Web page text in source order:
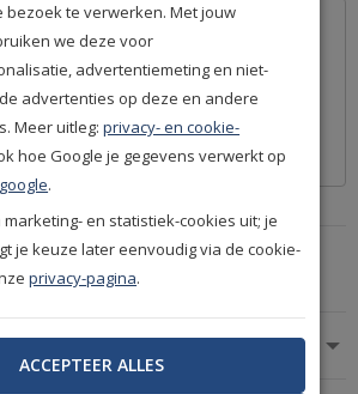
levering is mogelijk
door ons lidmaatschap van Q-
en met Track & Trace informatie
Beige 176.
bezoek te verwerken. Met jouw
we deze voor
advertentiemeting en niet-
advertenties op deze en andere
Meer uitleg:privacy- en cookie-
hoe Google je gegevens verwerkt op
.
en statistiek-cookies uit; je
je keuze later eenvoudig via de cookie-
privacy-pagina.
ACCEPTEER ALLES